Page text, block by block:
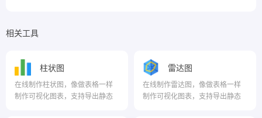
相关工具
柱状图
在线制作柱状图，像做表格一样
制作可视化图表，支持导出静态
雷达图
在线制作雷达图，像做表格一样
制作可视化图表，支持导出静态